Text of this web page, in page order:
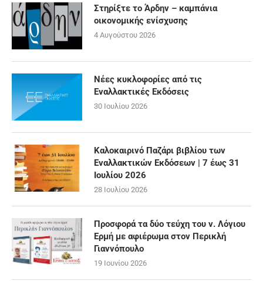
Στηρίξτε το Άρδην – καμπάνια
οικονομικής ενίσχυσης
4 Αυγούστου 2026
Νέες κυκλοφορίες από τις
Εναλλακτικές Εκδόσεις
30 Ιουλίου 2026
Καλοκαιρινό Παζάρι βιβλίου των
Εναλλακτικών Εκδόσεων | 7 έως 31
Ιουλίου 2026
28 Ιουλίου 2026
Προσφορά τα δύο τεύχη του ν. Λόγιου
Ερμή με αφιέρωμα στον Περικλή
Γιαννόπουλο
19 Ιουνίου 2026